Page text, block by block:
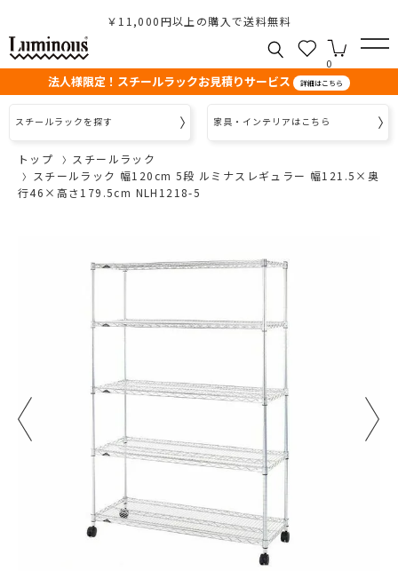
￥11,000円以上の購入で送料無料
0
法人様限定！スチールラックお見積りサービス 詳細はこちら
スチールラックを探す 家具・インテリアはこちら
トップ
スチールラック
スチールラック 幅120cm 5段 ルミナスレギュラー 幅121.5×奥
行46×高さ179.5cm NLH1218-5